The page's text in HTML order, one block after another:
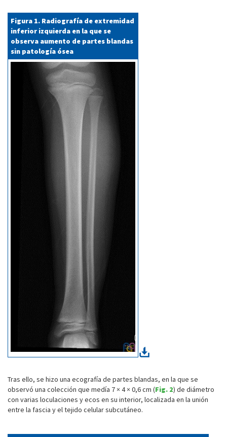
Figura 1. Radiografía de extremidad
inferior izquierda en la que se
observa aumento de partes blandas
sin patología ósea
Tras ello, se hizo una ecografía de partes blandas, en la que se
observó una colección que medía 7 × 4 × 0,6 cm (Fig. 2) de diámetro
con varias loculaciones y ecos en su interior, localizada en la unión
entre la fascia y el tejido celular subcutáneo.